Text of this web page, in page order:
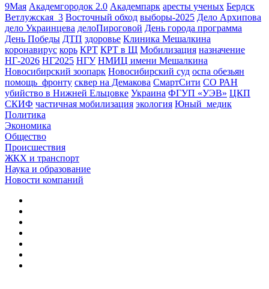
9Мая Академгородок 2.0 Академпарк аресты ученых Бердск
Ветлужская_3 Восточный обход выборы-2025 Дело Архипова
дело Украинцева делоПироговой День города программа
День Победы ДТП здоровье Клиника Мешалкина
коронавирус корь КРТ КРТ в Щ Мобилизация назначение
НГ-2026 НГ2025 НГУ НМИЦ имени Мешалкина
Новосибирский зоопарк Новосибирский суд оспа обезьян
помощь_фронту сквер на Демакова СмартСити СО РАН
убийство в Нижней Ельцовке Украина ФГУП «УЭВ» ЦКП
СКИФ частичная мобилизация экология Юный_медик
Политика
Экономика
Общество
Происшествия
ЖКХ и транспорт
Наука и образование
Новости компаний